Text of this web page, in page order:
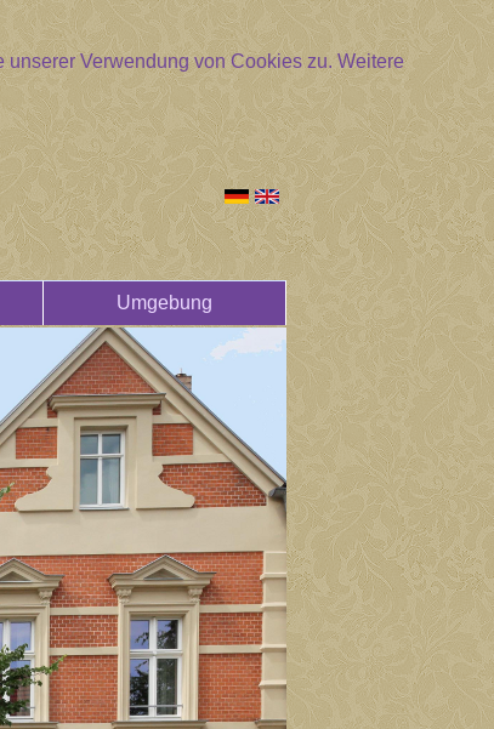
unserer Verwendung von Cookies zu.Weitere
Umgebung